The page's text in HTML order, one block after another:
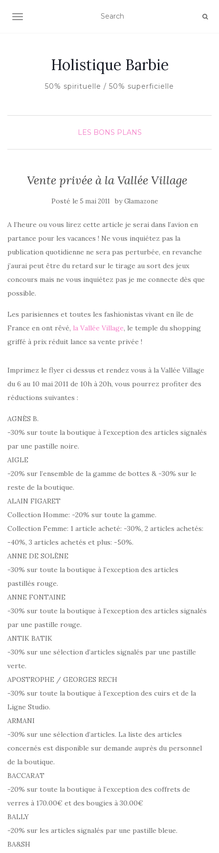
AFFICHER/MASQUER LA NAVIGATION
Holistique Barbie
50% spirituelle / 50% superficielle
LES BONS PLANS
Vente privée à la Vallée Village
Posté le 5 mai 2011 byGlamazone
A l’heure ou vous lirez cette article je serai dans l’avion en
partance pour les vacances ! Ne vous inquiétez pas la
publication quotidienne ne sera pas perturbée, en revanche
j’aurai peut être du retard sur le tirage au sort des jeux
concours mais ne vous inquiétez pas je me connecte dès que
possible.
Les parisiennes et toutes les fashionistas vivant en île de
France en ont rêvé, la Vallée Village, le temple du shopping
griffé à prix réduit lance sa vente privée !
Imprimez le flyer ci dessus et rendez vous à la Vallée Village
du 6 au 10 mai 2011 de 10h à 20h, vous pourrez profiter des
réductions suivantes :
AGNÈS B.
-30% sur toute la boutique à l’exception des articles signalés
par une pastille noire.
AIGLE
-20% sur l’ensemble de la gamme de bottes & -30% sur le
reste de la boutique.
ALAIN FIGARET
Collection Homme: -20% sur toute la gamme.
Collection Femme: 1 article acheté: -30%, 2 articles achetés:
-40%, 3 articles achetés et plus: -50%.
ANNE DE SOLÈNE
-30% sur toute la boutique à l’exception des articles
pastillés rouge.
ANNE FONTAINE
-30% sur toute la boutique à l’exception des articles signalés
par une pastille rouge.
ANTIK BATIK
-30% sur une sélection d’articles signalés par une pastille
verte.
APOSTROPHE / GEORGES RECH
-30% sur toute la boutique à l’exception des cuirs et de la
Ligne Studio.
ARMANI
-30% sur une sélection d’articles. La liste des articles
concernés est disponible sur demande auprès du personnel
de la boutique.
BACCARAT
-20% sur toute la boutique à l’exception des coffrets de
verres à 170.00€ et des bougies à 30.00€
BALLY
-20% sur les articles signalés par une pastille bleue.
BA&SH